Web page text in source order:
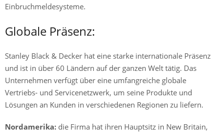
Einbruchmeldesysteme.
Globale Präsenz:
Stanley Black & Decker hat eine starke internationale Präsenz
und ist in über 60 Ländern auf der ganzen Welt tätig. Das
Unternehmen verfügt über eine umfangreiche globale
Vertriebs- und Servicenetzwerk, um seine Produkte und
Lösungen an Kunden in verschiedenen Regionen zu liefern.
Nordamerika: die Firma hat ihren Hauptsitz in New Britain,